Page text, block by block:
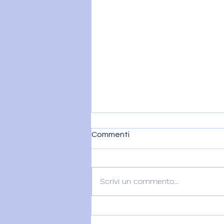
Commenti
Scrivi un commento...